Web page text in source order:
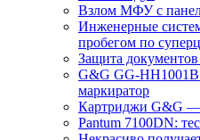
Взлом МФУ с
Инженерные
пробегом по
Защита
G&G GG-
маркиратор
Картриджи G&G —
Pantum 7100DN: